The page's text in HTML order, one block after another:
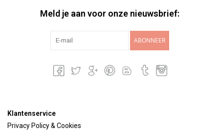
Meld je aan voor onze nieuwsbrief:
ABONNEER
Klantenservice
Privacy Policy & Cookies